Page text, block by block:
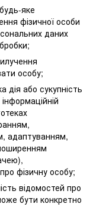
яке
фізичної особи
даних
особу;
дія або сукупність
адаптуванням,
фізичну особу;
відомостей про
бути конкретно